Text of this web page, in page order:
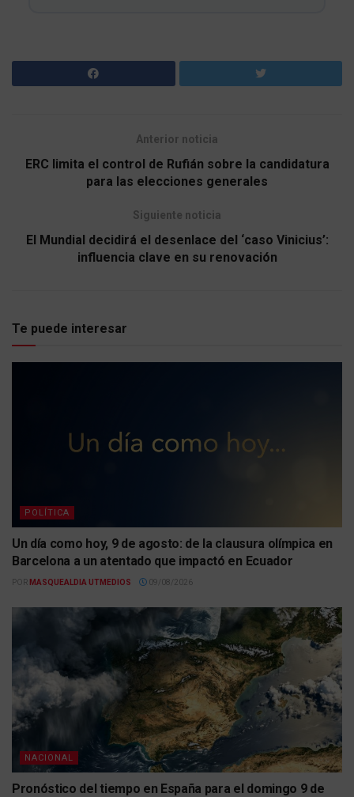
Anterior noticia
ERC limita el control de Rufián sobre la candidatura
para las elecciones generales
Siguiente noticia
El Mundial decidirá el desenlace del ‘caso Vinicius’:
influencia clave en su renovación
Te puede interesar
POLÍTICA
Un día como hoy, 9 de agosto: de la clausura olímpica en
Barcelona a un atentado que impactó en Ecuador
POR MASQUEALDIA UTMEDIOS 09/08/2026
NACIONAL
Pronóstico del tiempo en España para el domingo 9 de